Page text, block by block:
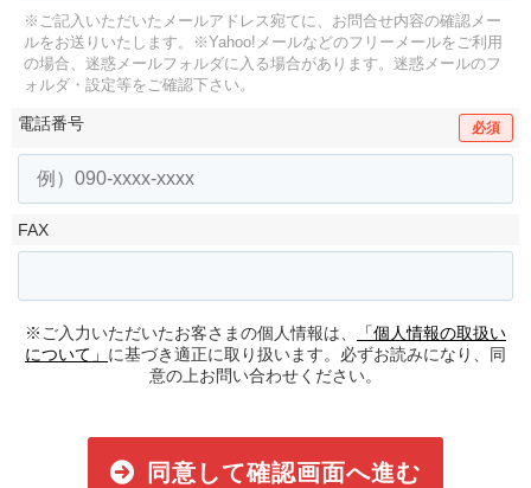
※ご記入いただいたメールアドレス宛てに、お問合せ内容の確認メー
ルをお送りいたします。
※Yahoo!メールなどのフリーメールをご利用
の場合、迷惑メールフォルダに入る場合があります。 迷惑メールのフ
ォルダ・設定等をご確認下さい。
電話番号 必須
FAX
※ご入力いただいたお客さまの個人情報は、
「個人情報の取扱い
について」 に基づき適正に取り扱います。必ずお読みになり、同
意の上お問い合わせください。
同意して確認画面へ進む